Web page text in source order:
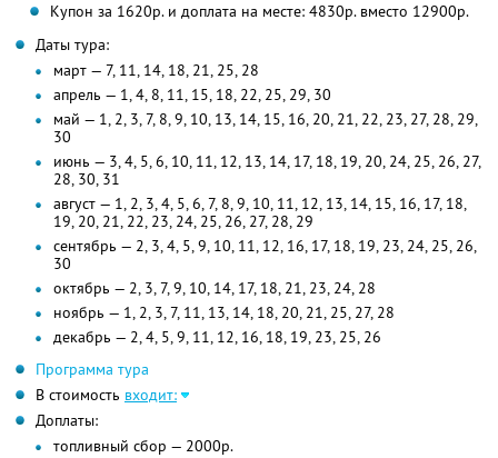
Купон за 1620р. и доплата на месте: 4830р. вместо 12900р.
Даты тура:
март — 7, 11, 14, 18, 21, 25, 28
апрель — 1, 4, 8, 11, 15, 18, 22, 25, 29, 30
май — 1, 2, 3, 7, 8, 9, 10, 13, 14, 15, 16, 20, 21, 22, 23, 27, 28, 29,
30
июнь — 3, 4, 5, 6, 10, 11, 12, 13, 14, 17, 18, 19, 20, 24, 25, 26, 27,
28, 30, 31
август — 1, 2, 3, 4, 5, 6, 7, 8, 9, 10, 11, 12, 13, 14, 15, 16, 17, 18,
19, 20, 21, 22, 23, 24, 25, 26, 27, 28, 29
сентябрь — 2, 3, 4, 5, 9, 10, 11, 12, 16, 17, 18, 19, 23, 24, 25, 26,
30
октябрь — 2, 3, 7, 9, 10, 14, 17, 18, 21, 23, 24, 28
ноябрь — 1, 2, 3, 7, 11, 13, 14, 18, 20, 21, 25, 27, 28
декабрь — 2, 4, 5, 9, 11, 12, 16, 18, 19, 23, 25, 26
Программа тура
В стоимость входит:
Доплаты:
топливный сбор — 2000р.